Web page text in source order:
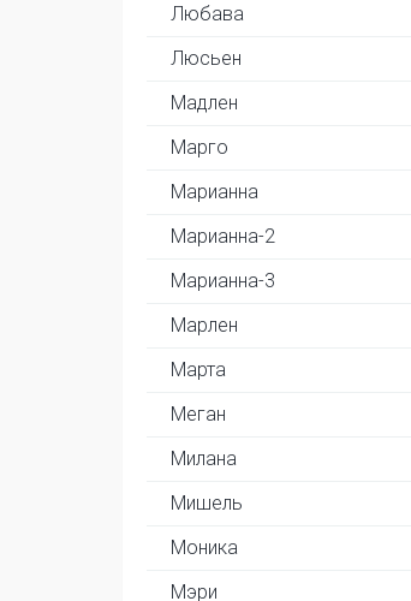
Любава
Люсьен
Мадлен
Марго
Марианна
Марианна-2
Марианна-3
Марлен
Марта
Меган
Милана
Мишель
Моника
Мэри